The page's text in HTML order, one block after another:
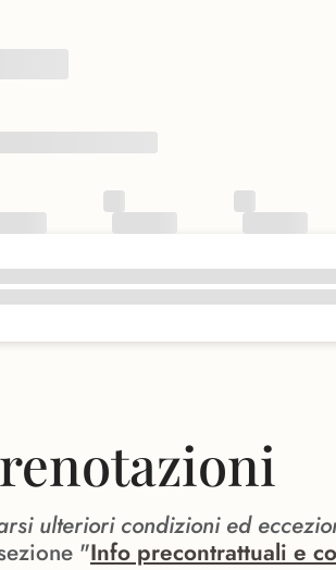
ulteriori condizioni ed
"Info precontrattuali e